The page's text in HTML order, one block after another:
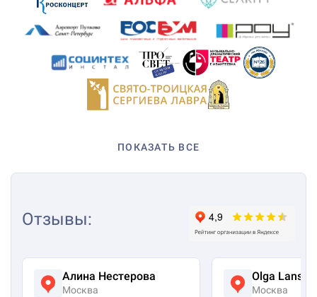
ПОКАЗАТЬ ВСЕ
Отзывы:
Алина Нестерова
Москва
Olga
Москва